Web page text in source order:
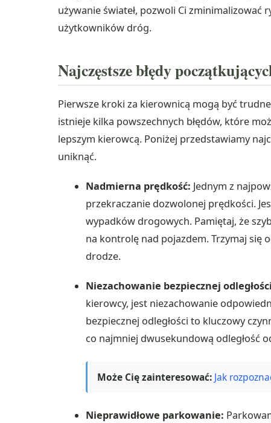
używanie świateł, pozwoli Ci
użytkowników dróg.
Najczęstsze błędy
Pierwsze kroki za kierownicą mogą być
istnieje kilka powszechnych błędów, które
lepszym kierowcą. Poniżej przedstawiamy
uniknąć.
Nadmierna prędkość: Jednym z
przekraczanie dozwolonej prędkości.
wypadków drogowych. Pamiętaj, że
na kontrolę nad pojazdem. Trzymaj się
drodze.
Niezachowanie bezpiecznej
kierowcy, jest niezachowanie
bezpiecznej odległości to kluczowy
co najmniej dwusekundową odległość
Może Cię zainteresować: Jak
Nieprawidłowe parkowanie: